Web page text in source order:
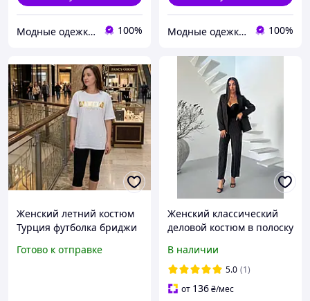
Модные одежки для меня и крошки 100% Модные одежки для меня и крошки 100%
Женский летний костюм
Турция футболка бриджи
большие размеры 52 54
Готово к отправке
Женский классический
деловой костюм в полоску
подплечниками брюки
В наличии
5.0 (1)
от 136₴/мес